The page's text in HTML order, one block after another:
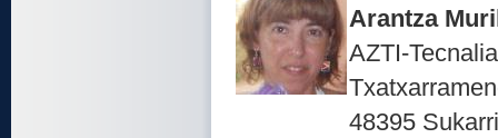
Arantza
AZTI-Tecnalia
48395